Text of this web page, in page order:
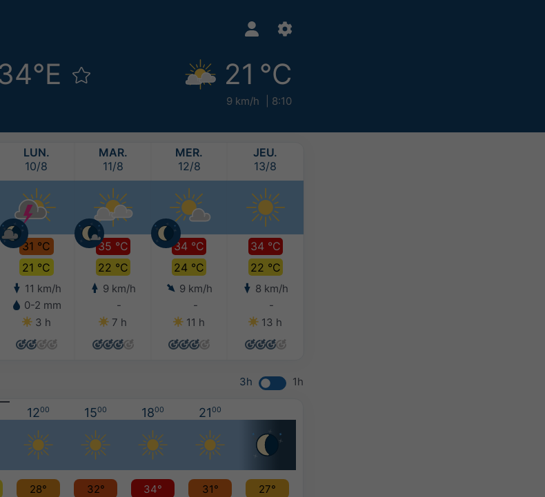
21 °C
9 km/h 8:10
LUN.
10/8
31 °C
21 °C
11 km/h
0-2 mm
3 h
MAR.
11/8
35 °C
22 °C
9 km/h
-
7 h
MER.
12/8
34 °C
24 °C
9 km/h
-
11 h
JEU.
13/8
34 °C
22 °C
8 km/h
-
13 h
3h 1h
1200 1500 1800 2100
28° 32° 34° 31°
27°